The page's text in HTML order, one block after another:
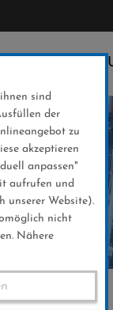
sind
der
zu
akzeptieren
anpassen"
aufrufen und
unserer Website).
nicht
Nähere